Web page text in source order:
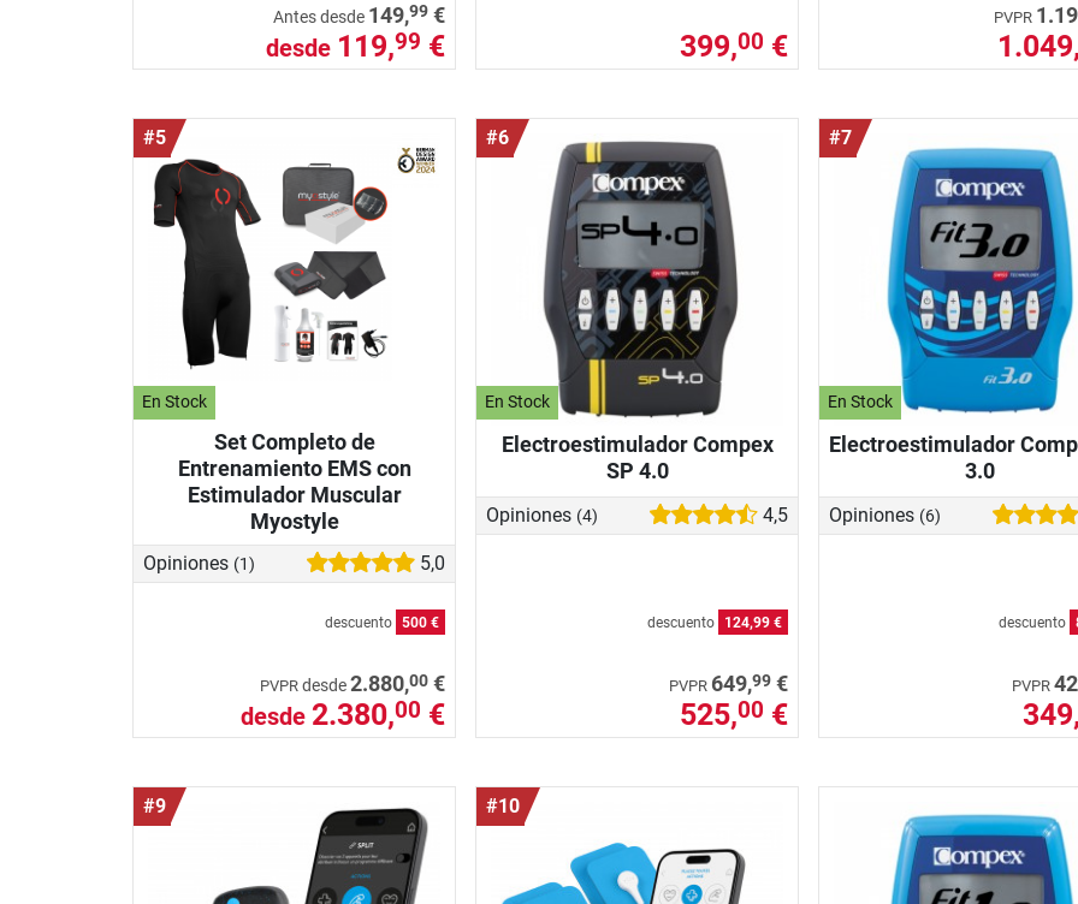
Antes desde 149,99 €
desde 119,99 € 399,00 €
PVPR
#5
En Stock
Set Completo de
Entrenamiento EMS con
Estimulador Muscular
Myostyle
Opiniones (1) 5,0
descuento 500 €
PVPR desde2.880,00 €
desde 2.380,00 €
#6
En Stock
Electroestimulador Compex
SP 4.0
Opiniones (4) 4,5
descuento 124,99 €
PVPR 649,99 €
525,00 €
#7
En Stock
Electroestimulador
3.0
Opiniones (6)
descuento
PVPR
#9 #10